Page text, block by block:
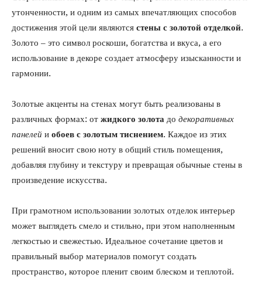
утонченности, и одним из самых впечатляющих способов
достижения этой цели являются стены с золотой отделкой.
Золото – это символ роскоши, богатства и вкуса, а его
использование в декоре создает атмосферу изысканности и
гармонии.
Золотые акценты на стенах могут быть реализованы в
различных формах: от жидкого золота до декоративных
панелей и обоев с золотым тиснением. Каждое из этих
решений вносит свою ноту в общий стиль помещения,
добавляя глубину и текстуру и превращая обычные стены в
произведение искусства.
При грамотном использовании золотых отделок интерьер
может выглядеть смело и стильно, при этом наполненным
легкостью и свежестью. Идеальное сочетание цветов и
правильный выбор материалов помогут создать
пространство, которое пленит своим блеском и теплотой.